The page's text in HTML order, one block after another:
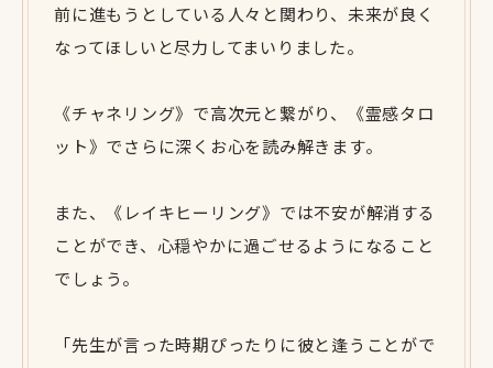
前に進もうとしている人々と関わり、未来が良く
なってほしいと尽力してまいりました。
《チャネリング》で高次元と繋がり、《霊感タロ
ット》でさらに深くお心を読み解きます。
また、《レイキヒーリング》では不安が解消する
ことができ、心穏やかに過ごせるようになること
でしょう。
「先生が言った時期ぴったりに彼と逢うことがで